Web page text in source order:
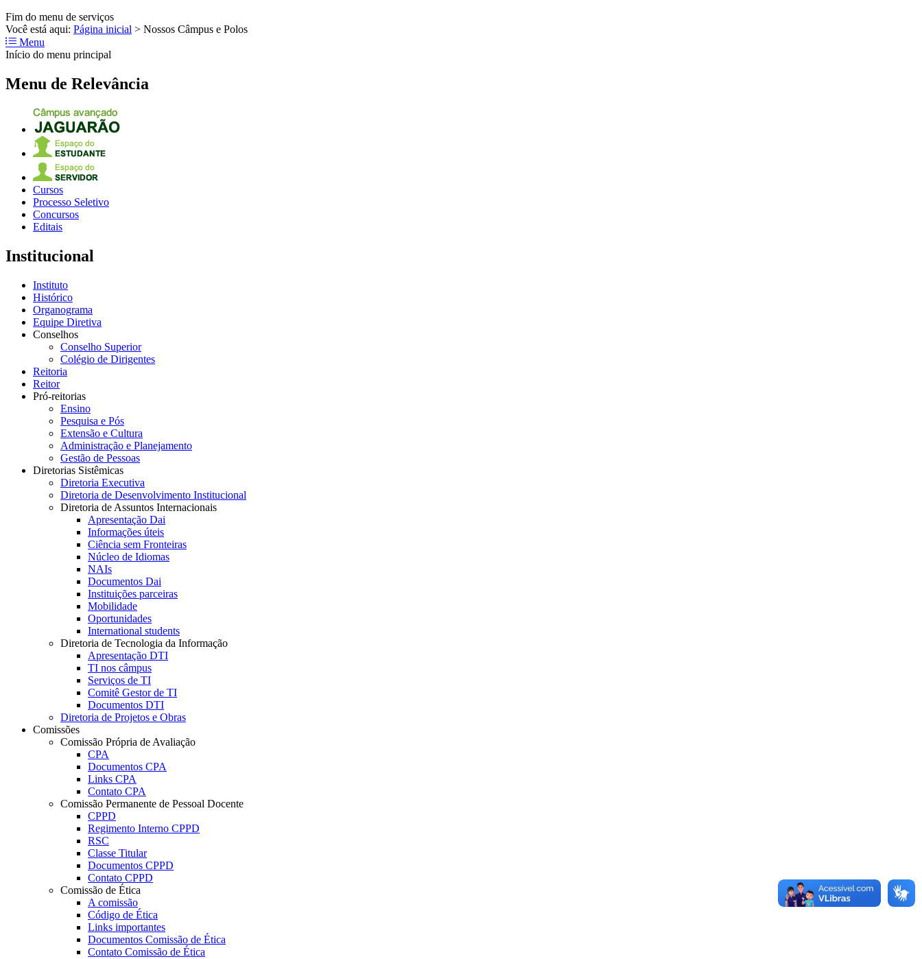
Fim do menu de serviços
Você está aqui: Página inicial > Nossos Câmpus e Polos
Menu
Início do menu principal
Menu de Relevância
Cursos
Processo Seletivo
Concursos
Editais
Institucional
Instituto
Histórico
Organograma
Equipe Diretiva
Conselhos
Conselho Superior
Colégio de Dirigentes
Reitoria
Reitor
Pró-reitorias
Ensino
Pesquisa e Pós
Extensão e Cultura
Administração e Planejamento
Gestão de Pessoas
Diretorias Sistêmicas
Diretoria Executiva
Diretoria de Desenvolvimento Institucional
Diretoria de Assuntos Internacionais
Apresentação Dai
Informações úteis
Ciência sem Fronteiras
Núcleo de Idiomas
NAIs
Documentos Dai
Instituições parceiras
Mobilidade
Oportunidades
International students
Diretoria de Tecnologia da Informação
Apresentação DTI
TI nos câmpus
Serviços de TI
Comitê Gestor de TI
Documentos DTI
Diretoria de Projetos e Obras
Comissões
Comissão Própria de Avaliação
CPA
Documentos CPA
Links CPA
Contato CPA
Comissão Permanente de Pessoal Docente
CPPD
Regimento Interno CPPD
RSC
Classe Titular
Documentos CPPD
Contato CPPD
Comissão de Ética
A comissão
Código de Ética
Links importantes
Documentos Comissão de Ética
Contato Comissão de Ética